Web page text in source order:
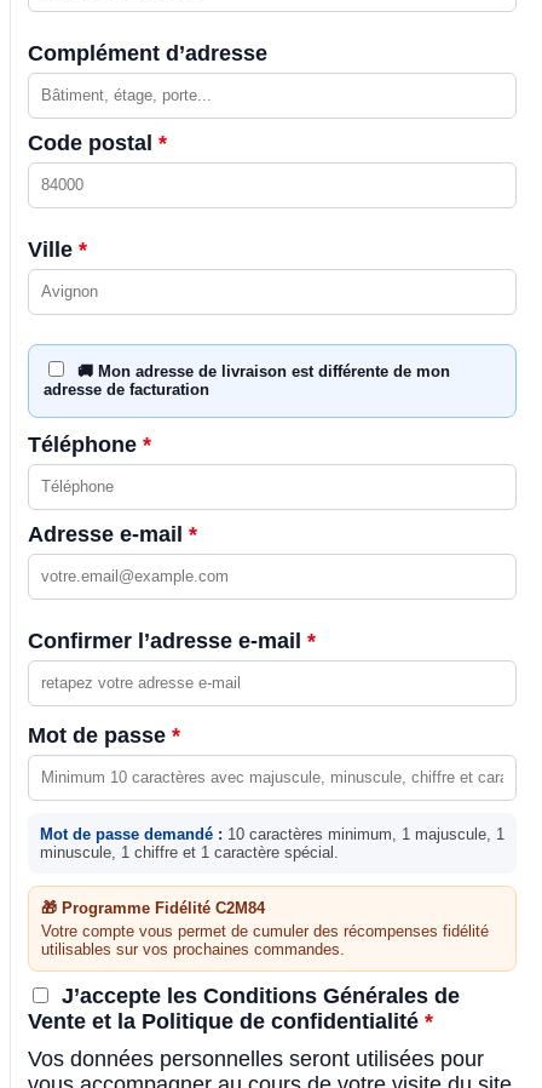
Complément d’adresse
Code postal *
Ville *
🚚 Mon adresse de livraison est différente de mon
adresse de facturation
Téléphone *
Adresse e-mail *
Confirmer l’adresse e-mail *
Mot de passe *
Mot de passe demandé : 10 caractères minimum, 1 majuscule, 1
minuscule, 1 chiffre et 1 caractère spécial.
🎁 Programme Fidélité C2M84
Votre compte vous permet de cumuler des récompenses fidélité
utilisables sur vos prochaines commandes.
J’accepte les Conditions Générales de
Vente et la Politique de confidentialité *
Vos données personnelles seront utilisées pour